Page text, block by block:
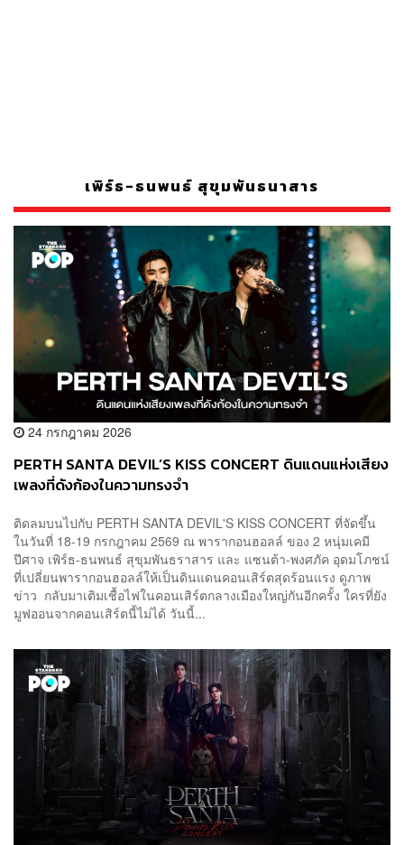
เพิร์ธ-ธนพนธ์ สุขุมพันธนาสาร
24 กรกฎาคม 2026
PERTH SANTA DEVIL’S KISS CONCERT ดินแดนแห่งเสียง
เพลงที่ดังก้องในความทรงจำ
ติดลมบนไปกับ PERTH SANTA DEVIL'S KISS CONCERT ที่จัดขึ้น
ในวันที่ 18-19 กรกฎาคม 2569 ณ พารากอนฮอลล์ ของ 2 หนุ่มเคมี
ปีศาจ เพิร์ธ-ธนพนธ์ สุขุมพันธราสาร และ แซนต้า-พงศภัค อุดมโภชน์
ที่เปลี่ยนพารากอนฮอลล์ให้เป็นดินแดนคอนเสิร์ตสุดร้อนแรง ดูภาพ
ข่าว กลับมาเติมเชื้อไฟในคอนเสิร์ตกลางเมืองใหญ่กันอีกครั้ง ใครที่ยัง
มูฟออนจากคอนเสิร์ตนี้ไม่ได้ วันนี้...